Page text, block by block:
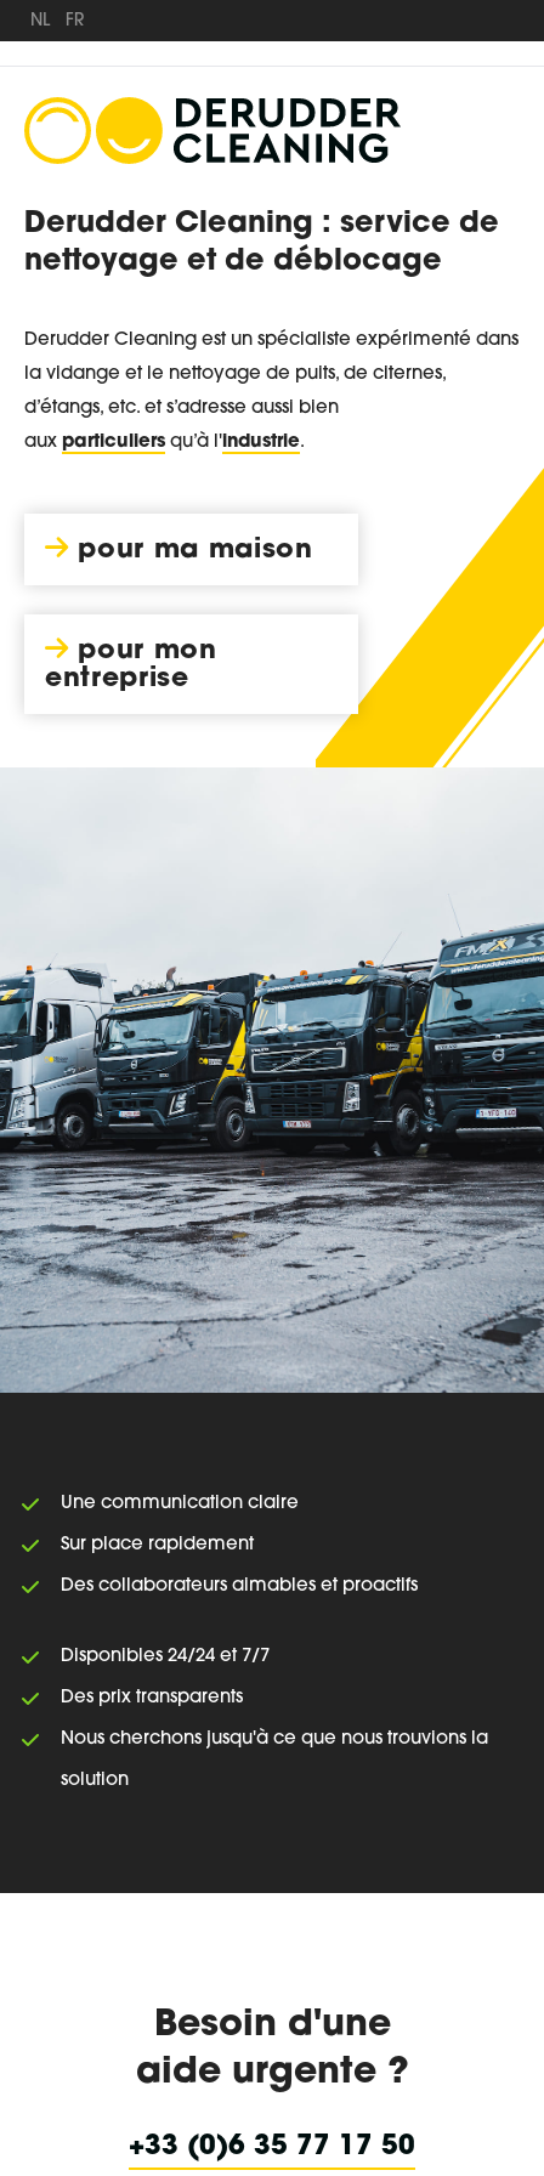
NL FR
Derudder Cleaning : service de
nettoyage et de déblocage
Derudder Cleaning est un spécialiste expérimenté dans
la vidange et le nettoyage de puits, de citernes,
d’étangs, etc. et s’adresse aussi bien
aux particuliers qu’à l'industrie.
pour ma maison
pour mon
entreprise
Une communication claire
Sur place rapidement
Des collaborateurs aimables et proactifs
Disponibles 24/24 et 7/7
Des prix transparents
Nous cherchons jusqu'à ce que nous trouvions la
solution
Besoin d'une
aide urgente ?
+33 (0)6 35 77 17 50